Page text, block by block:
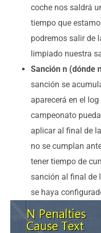
coche nos saldrá
tiempo que
podremos salir de
limpiado nuestra
Sanción n (dónde
sanción se
aparecerá en el
campeonato
aplicar al final de
no se cumplan
tener tiempo de
sanción al final de
se haya